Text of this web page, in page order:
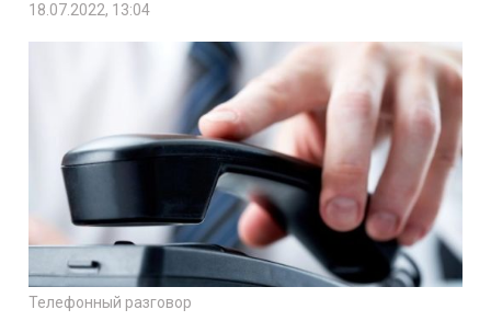
18.07.2022, 13:04
Телефонный разговор